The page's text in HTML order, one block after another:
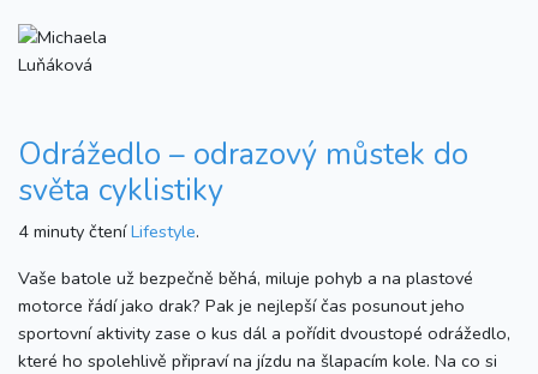
Odrážedlo – odrazový můstek do
světa cyklistiky
4 minuty čtení Lifestyle.
Vaše batole už bezpečně běhá, miluje pohyb a na plastové
motorce řádí jako drak? Pak je nejlepší čas posunout jeho
sportovní aktivity zase o kus dál a pořídit dvoustopé odrážedlo,
které ho spolehlivě připraví na jízdu na šlapacím kole. Na co si